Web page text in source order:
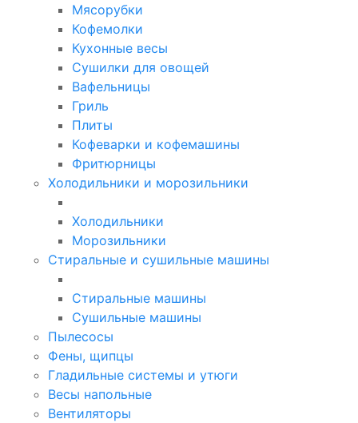
Мясорубки
Кофемолки
Кухонные весы
Сушилки для овощей
Вафельницы
Гриль
Плиты
Кофеварки и кофемашины
Фритюрницы
Холодильники и морозильники
Холодильники
Морозильники
Стиральные и сушильные машины
Стиральные машины
Сушильные машины
Пылесосы
Фены, щипцы
Гладильные системы и утюги
Весы напольные
Вентиляторы